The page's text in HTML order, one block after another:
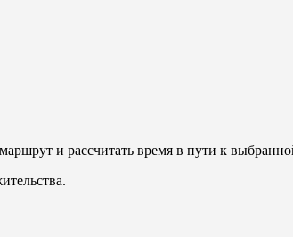
и рассчитать время в пути к